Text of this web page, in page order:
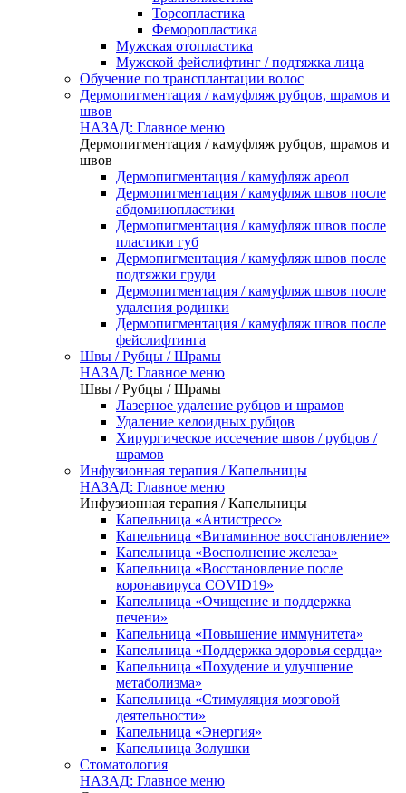
Торсопластика
Феморопластика
Мужская отопластика
Мужской фейслифтинг / подтяжка лица
Обучение по трансплантации волос
Дермопигментация / камуфляж рубцов, шрамов и
швов
НАЗАД: Главное меню
Дермопигментация / камуфляж рубцов, шрамов и
швов
Дермопигментация / камуфляж ареол
Дермопигментация / камуфляж швов после
абдоминопластики
Дермопигментация / камуфляж швов после
пластики губ
Дермопигментация / камуфляж швов после
подтяжки груди
Дермопигментация / камуфляж швов после
удаления родинки
Дермопигментация / камуфляж швов после
фейслифтинга
Швы / Рубцы / Шрамы
НАЗАД: Главное меню
Швы / Рубцы / Шрамы
Лазерное удаление рубцов и шрамов
Удаление келоидных рубцов
Хирургическое иссечение швов / рубцов /
шрамов
Инфузионная терапия / Капельницы
НАЗАД: Главное меню
Инфузионная терапия / Капельницы
Капельница «Антистресс»
Капельница «Витаминное восстановление»
Капельница «Восполнение железа»
Капельница «Восстановление после
коронавируса COVID19»
Капельница «Очищение и поддержка
печени»
Капельница «Повышение иммунитета»
Капельница «Поддержка здоровья сердца»
Капельница «Похудение и улучшение
метаболизма»
Капельница «Стимуляция мозговой
деятельности»
Капельница «Энергия»
Капельница Золушки
Стоматология
НАЗАД: Главное меню